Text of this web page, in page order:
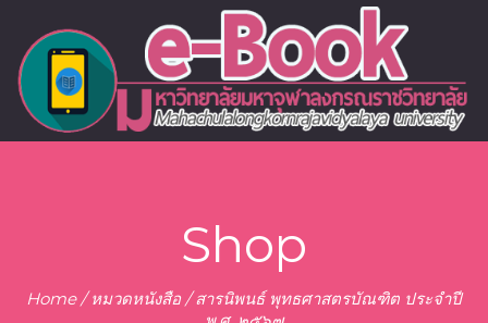
Shop
Home/หมวดหนังสือ / สารนิพนธ์ พุทธศาสตรบัณฑิต ประจำปี